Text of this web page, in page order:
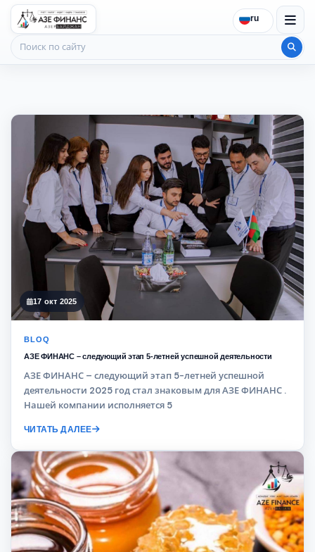
Поиск по сайту
ru
17 окт 2025
BLOQ
АЗЕ ФИНАНС – следующий этап 5-летней успешной деятельности
АЗЕ ФИНАНС – следующий этап 5-летней успешной
деятельности 2025 год стал знаковым для АЗЕ ФИНАНС .
Нашей компании исполняется 5
ЧИТАТЬ ДАЛЕЕ